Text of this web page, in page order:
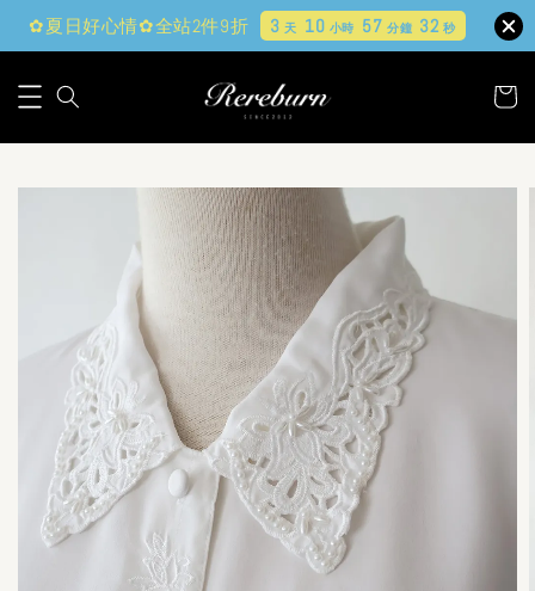
✿夏日好心情✿全站2件9折 3 天 10 小時 57 分鐘 31秒